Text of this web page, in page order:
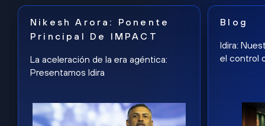
Nikesh Arora: Ponente
Principal De IMPACT
La aceleración de la era agéntica:
Presentamos Idira
Blog
Idira:
el control